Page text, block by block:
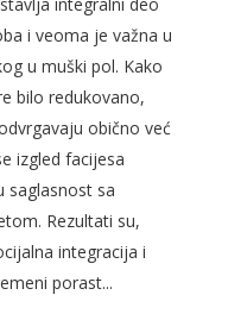
i veoma je važna u
u muški pol. Kako
bilo redukovano,
obično već
izgled facijesa
saglasnost sa
Rezultati su,
integracija i
porast...